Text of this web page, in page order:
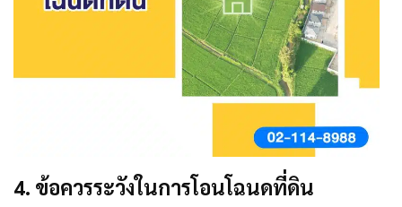
4. ข้อควรระวังในการโอนโฉนดที่ดิน